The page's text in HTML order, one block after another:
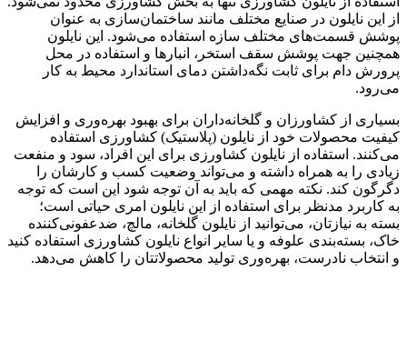
در صنایع مختلف مانند ساختمان‌سازی به عنوان
مختلف سازه استفاده می‌شود. این نایلون
سقف استخر، انبارها و استفاده در محل
ثابت نگه‌داشتن دمای استاندارد محیط به کار
و گلخانه‌داران برای بهبود بهره‌وری و افزایش
خود از نایلون (پلاستیک) کشاورزی استفاده
از نایلون کشاورزی برای این افراد، سود و منفعت
داشته و می‌تواند وضعیت کسب و کارشان را
مهمی که باید به آن توجه شود این است که توجه
برای استفاده از این نایلون امری حیاتی است؛
می‌توانید از نایلون گلخانه، مالچ، ضدعفونی‌کننده
علوفه و یا سایر انواع نایلون کشاورزی استفاده کنید
بهره‌وری تولید محصولاتتان را کاهش می‌دهد.